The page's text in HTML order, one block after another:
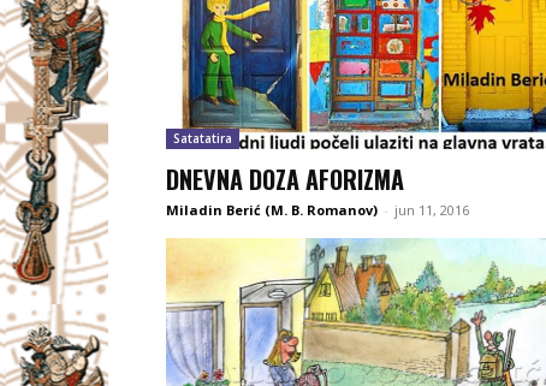
Satatatira
DNEVNA DOZA AFORIZMA
Miladin Berić (M. B. Romanov) - jun 11, 2016